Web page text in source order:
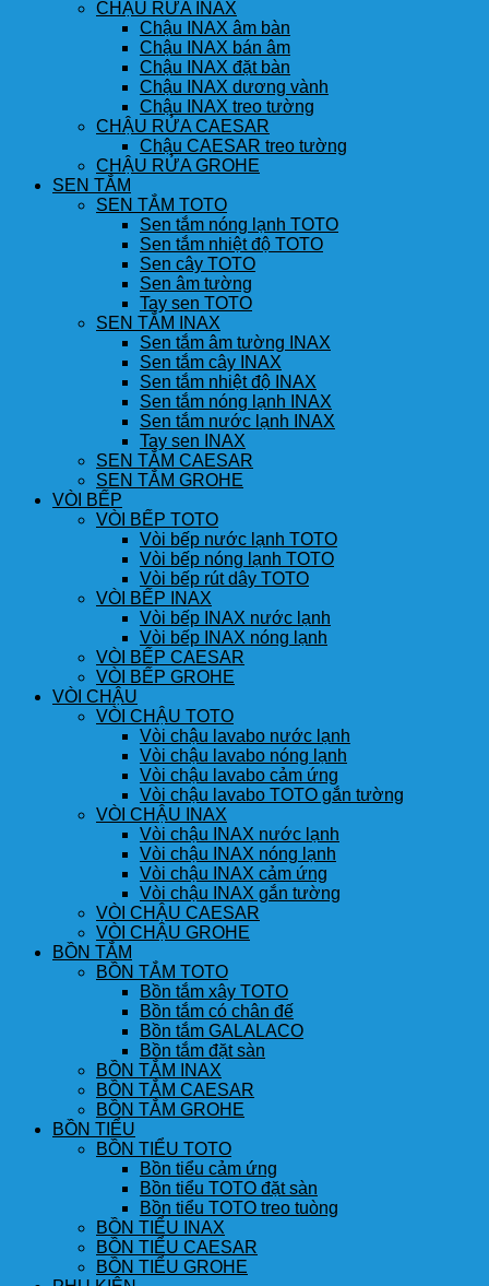
CHẬU RỬA INAX
Chậu INAX âm bàn
Chậu INAX bán âm
Chậu INAX đặt bàn
Chậu INAX dương vành
Chậu INAX treo tường
CHẬU RỬA CAESAR
Chậu CAESAR treo tường
CHẬU RỬA GROHE
SEN TẮM
SEN TẮM TOTO
Sen tắm nóng lạnh TOTO
Sen tắm nhiệt độ TOTO
Sen cây TOTO
Sen âm tường
Tay sen TOTO
SEN TẮM INAX
Sen tắm âm tường INAX
Sen tắm cây INAX
Sen tắm nhiệt độ INAX
Sen tắm nóng lạnh INAX
Sen tắm nước lạnh INAX
Tay sen INAX
SEN TẮM CAESAR
SEN TẮM GROHE
VÒI BẾP
VÒI BẾP TOTO
Vòi bếp nước lạnh TOTO
Vòi bếp nóng lạnh TOTO
Vòi bếp rút dây TOTO
VÒI BẾP INAX
Vòi bếp INAX nước lạnh
Vòi bếp INAX nóng lạnh
VÒI BẾP CAESAR
VÒI BẾP GROHE
VÒI CHẬU
VÒI CHẬU TOTO
Vòi chậu lavabo nước lạnh
Vòi chậu lavabo nóng lạnh
Vòi chậu lavabo cảm ứng
Vòi chậu lavabo TOTO gắn tường
VÒI CHẬU INAX
Vòi chậu INAX nước lạnh
Vòi chậu INAX nóng lạnh
Vòi chậu INAX cảm ứng
Vòi chậu INAX gắn tường
VÒI CHẬU CAESAR
VÒI CHẬU GROHE
BỒN TẮM
BỒN TẮM TOTO
Bồn tắm xây TOTO
Bồn tắm có chân đế
Bồn tắm GALALACO
Bồn tắm đặt sàn
BỒN TẮM INAX
BỒN TẮM CAESAR
BỒN TẮM GROHE
BỒN TIỂU
BỒN TIỂU TOTO
Bồn tiểu cảm ứng
Bồn tiểu TOTO đặt sàn
Bồn tiểu TOTO treo tuòng
BỒN TIỂU INAX
BỒN TIỂU CAESAR
BỒN TIỂU GROHE